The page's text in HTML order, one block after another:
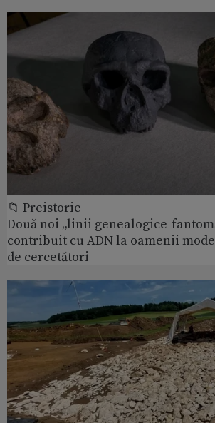
📁 Preistorie
Două noi „linii genealogice-
contribuit cu ADN la oamenii
de cercetători